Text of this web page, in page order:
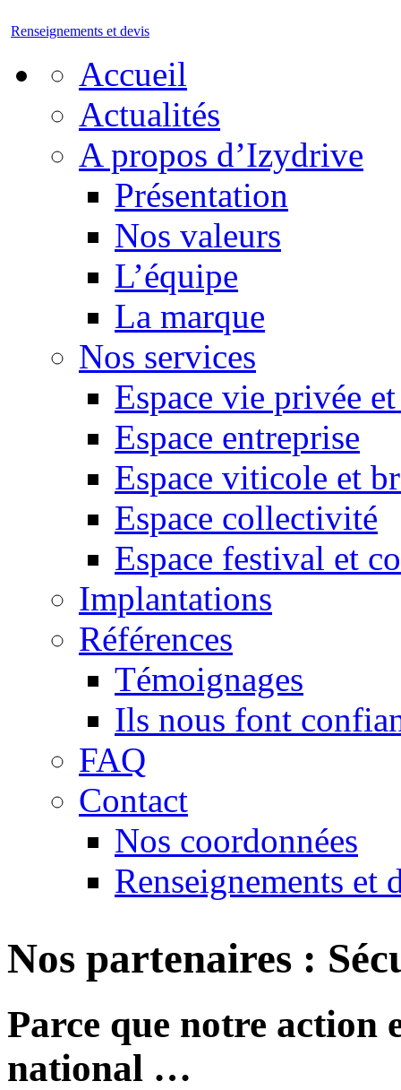
Renseignements et devis
Accueil
Actualités
A propos d’Izydrive
Présentation
Nos valeurs
L’équipe
La marque
Nos services
Espace vie privée
Espace entreprise
Espace viticole et
Espace collectivité
Espace festival et
Implantations
Références
Témoignages
Ils nous font
FAQ
Contact
Nos coordonnées
Renseignements et
Nos partenaires :
Parce que notre action
national …